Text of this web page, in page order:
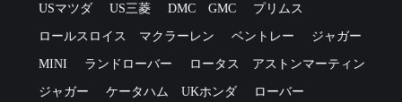
USマツダ US三菱 DMC GMC プリムス
ロールスロイス マクラーレン ベントレー ジャガー
MINI ランドローバー ロータス アストンマーティン
ジャガー ケータハム UKホンダ ローバー